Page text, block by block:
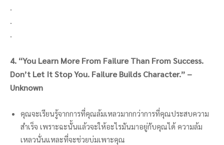
.
.
.
4. “You Learn More From Failure Than From Success.
Don’t Let It Stop You. Failure Builds Character.” –
Unknown
คุณจะเรียนรู้จากการที่คุณล้มเหลวมากกว่าการที่คุณประสบความ
สำเร็จ เพราะฉะนั้นแล้วจะให้อะไรมันมาอยู่กับคุณได้ ความล้ม
เหลวนั่นแหละที่จะช่วยบ่มเพาะคุณ